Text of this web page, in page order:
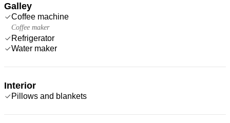
Galley
Coffee machine
Coffee maker
Refrigerator
Water maker
Interior
Pillows and blankets